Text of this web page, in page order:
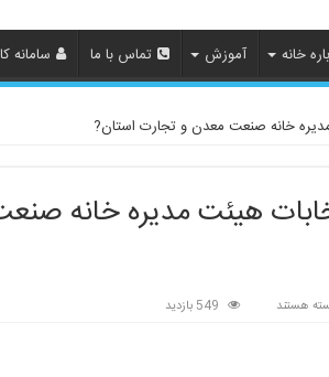
خانه آموزش تماس با ما سامانه
خانه صنعت معدن و تجارت استان?
هیئت مدیره خانه
هستند 549 بازدید